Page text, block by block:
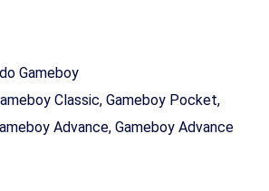
Gameboy
Classic, Gameboy Pocket,
Advance, Gameboy Advance